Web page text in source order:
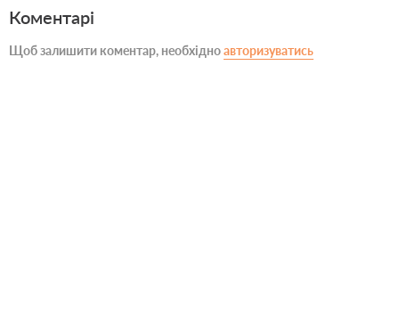
Коментарі
Щоб залишити коментар, необхідноавторизуватись